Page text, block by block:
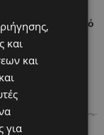
παραμένει απλό
και
και
για